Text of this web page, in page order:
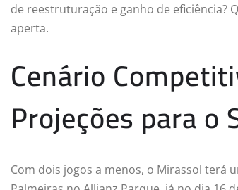
de reestruturação e ganho de eficiência?
aperta.
Cenário
Projeções para o
Com dois jogos a menos, o Mirassol